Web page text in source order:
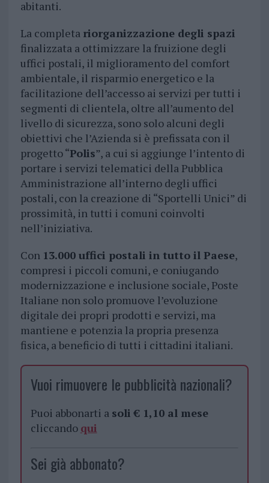
abitanti.
La completa riorganizzazione degli spazi
finalizzata a ottimizzare la fruizione degli
uffici postali, il miglioramento del comfort
ambientale, il risparmio energetico e la
facilitazione dell’accesso ai servizi per tutti i
segmenti di clientela, oltre all’aumento del
livello di sicurezza, sono solo alcuni degli
obiettivi che l’Azienda si è prefissata con il
progetto “Polis”, a cui si aggiunge l’intento di
portare i servizi telematici della Pubblica
Amministrazione all’interno degli uffici
postali, con la creazione di “Sportelli Unici” di
prossimità, in tutti i comuni coinvolti
nell’iniziativa.
Con 13.000 uffici postali in tutto il Paese,
compresi i piccoli comuni, e coniugando
modernizzazione e inclusione sociale, Poste
Italiane non solo promuove l’evoluzione
digitale dei propri prodotti e servizi, ma
mantiene e potenzia la propria presenza
fisica, a beneficio di tutti i cittadini italiani.
Vuoi rimuovere le pubblicità nazionali?
Puoi abbonarti a soli € 1,10 al mese
cliccando qui
Sei già abbonato?